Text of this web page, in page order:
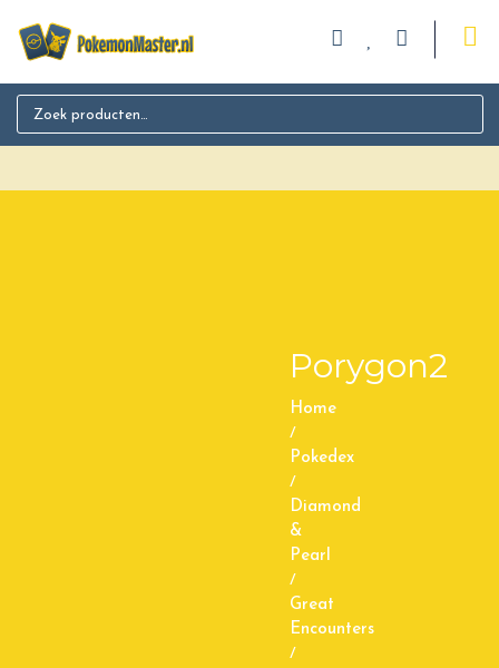
Search for:
Porygon2
Home
/
Pokedex
/
Diamond
&
Pearl
/
Great
Encounters
/